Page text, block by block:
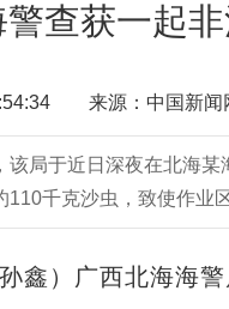
警查获一起
来源：中国新闻
该局于近日深夜在北海
千克沙虫，致使作业
）广西北海海警